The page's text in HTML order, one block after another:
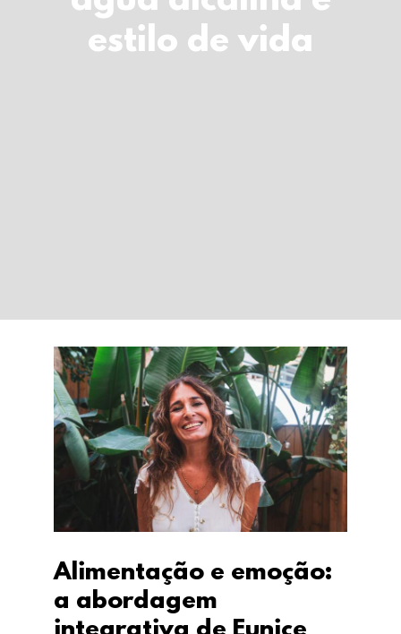
estilo de vida
Alimentação e emoção:
a abordagem
integrativa de Eunice
Van Uden
Alimentação e emoção:
a abordagem